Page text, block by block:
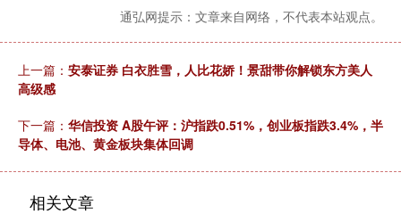
通弘网提示：文章来自网络，不代表本站观点。
上一篇： 安泰证券 白衣胜雪，人比花娇！景甜带你解锁东方美人
高级感
下一篇： 华信投资 A股午评：沪指跌0.51%，创业板指跌3.4%，半
导体、电池、黄金板块集体回调
相关文章